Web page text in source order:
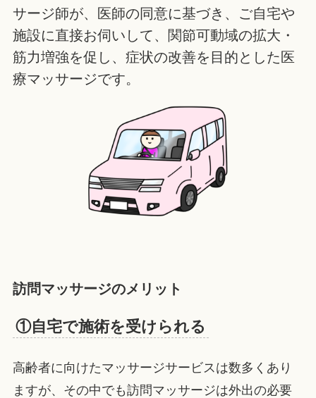
サージ師が、医師の同意に基づき、ご自宅や
施設に直接お伺いして、関節可動域の拡大・
筋力増強を促し、症状の改善を目的とした医
療マッサージです。
訪問マッサージのメリット
①自宅で施術を受けられる
高齢者に向けたマッサージサービスは数多くあり
ますが、その中でも訪問マッサージは外出の必要